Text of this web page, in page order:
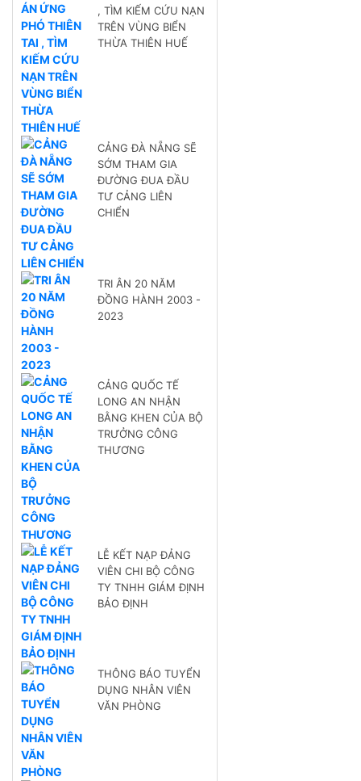
, TÌM KIẾM CỨU NẠN
TRÊN VÙNG BIỂN
THỪA THIÊN HUẾ
CẢNG ĐÀ NẴNG SẼ
SỚM THAM GIA
ĐƯỜNG ĐUA ĐẦU
TƯ CẢNG LIÊN
CHIỂN
TRI ÂN 20 NĂM
ĐỒNG HÀNH 2003 -
2023
CẢNG QUỐC TẾ
LONG AN NHẬN
BẰNG KHEN CỦA BỘ
TRƯỞNG CÔNG
THƯƠNG
LỄ KẾT NẠP ĐẢNG
VIÊN CHI BỘ CÔNG
TY TNHH GIÁM ĐỊNH
BẢO ĐỊNH
THÔNG BÁO TUYỂN
DỤNG NHÂN VIÊN
VĂN PHÒNG